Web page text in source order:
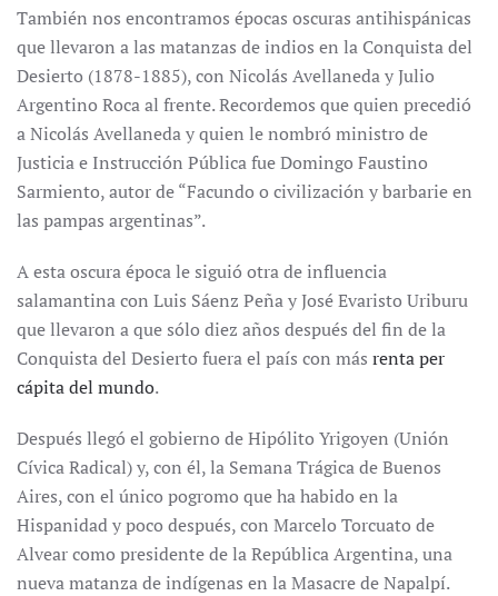
También nos encontramos épocas oscuras antihispánicas
que llevaron a las matanzas de indios en la Conquista del
Desierto (1878-1885), con Nicolás Avellaneda y Julio
Argentino Roca al frente. Recordemos que quien precedió
a Nicolás Avellaneda y quien le nombró ministro de
Justicia e Instrucción Pública fue Domingo Faustino
Sarmiento, autor de “Facundo o civilización y barbarie en
las pampas argentinas”.
A esta oscura época le siguió otra de influencia
salamantina con Luis Sáenz Peña y José Evaristo Uriburu
que llevaron a que sólo diez años después del fin de la
Conquista del Desierto fuera el país con más renta per
cápita del mundo.
Después llegó el gobierno de Hipólito Yrigoyen (Unión
Cívica Radical) y, con él, la Semana Trágica de Buenos
Aires, con el único pogromo que ha habido en la
Hispanidad y poco después, con Marcelo Torcuato de
Alvear como presidente de la República Argentina, una
nueva matanza de indígenas en la Masacre de Napalpí.